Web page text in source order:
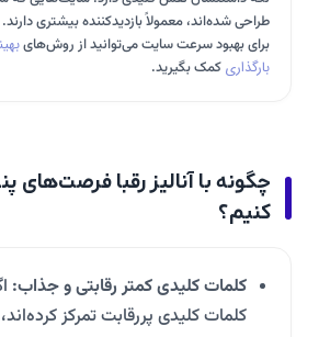
طراحی شده‌اند، معمولاً بازدیدکننده بیشتری دارند.
برای بهبود سرعت سایت می‌توانید از روش‌های
بارگذاری کمک بگیرید.
چگونه با آنالیز رقبا فرصت‌های
کنیم؟
کلمات کلیدی کمتر رقابتی و جذاب:
کلمات کلیدی پررقابت تمرکز